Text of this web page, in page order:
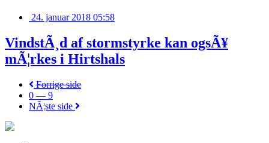
24. januar 2018 05:58
VindstÃ¸d af stormstyrke kan ogsÃ¥
mÃ¦rkes i Hirtshals
Forrige side
0 — 9
NÃ¦ste side